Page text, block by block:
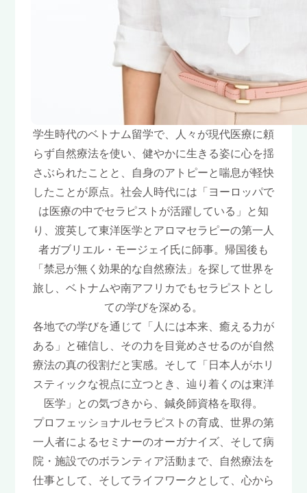
学生時代のベトナム留学で、人々が現代医療に頼
らず自然療法を使い、健やかに生きる姿に心を揺
さぶられたことと、自身のアトピーと喘息が軽快
したことが原点。社会人時代には「ヨーロッパで
は医療の中でセラピストが活躍している」と知
り、渡英して東洋医学とアロマセラピーの第一人
者ガブリエル・モージェイ氏に師事。帰国後も
「禁忌が無く効果的な自然療法」を探して世界を
旅し、ベトナムや南アフリカでもセラピストとし
ての学びを深める。
各地での学びを通じて「人には本来、癒える力が
ある」と確信し、その力を目覚めさせるのが自然
療法の真の役割だと実感。そして「日本人がホリ
スティックな視点に立つとき、辿り着くのは東洋
医学」との気づきから、鍼灸師資格を取得。
プロフェッショナルセラピストの育成、世界の第
一人者によるセミナーのオーガナイズ、そして病
院・施設でのボランティア活動まで、自然療法を
仕事として、そしてライフワークとして、心から